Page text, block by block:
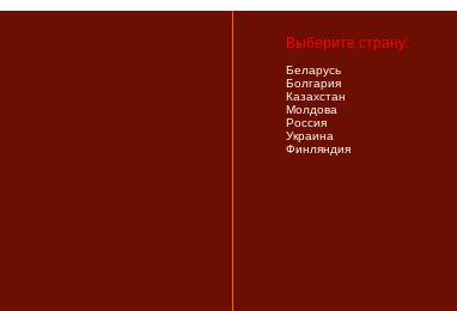
Выберите страну:
Беларусь
Болгария
Казахстан
Молдова
Россия
Украина
Финляндия